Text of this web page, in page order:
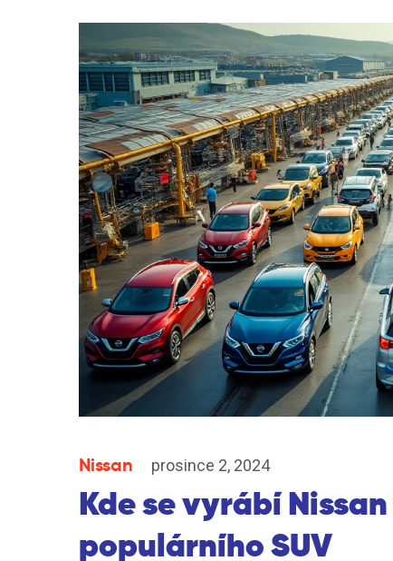
Nissan prosince 2, 2024
Kde se vyrábí
populárního SUV